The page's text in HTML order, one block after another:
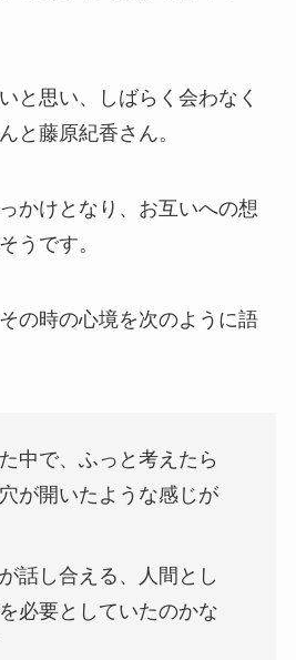
と思い、しばらく会わなく
と藤原紀香さん。
かけとなり、お互いへの想
うです。
の時の心境を次のように語
中で、ふっと考えたら
が開いたような感じが
話し合える、人間とし
必要としていたのかな